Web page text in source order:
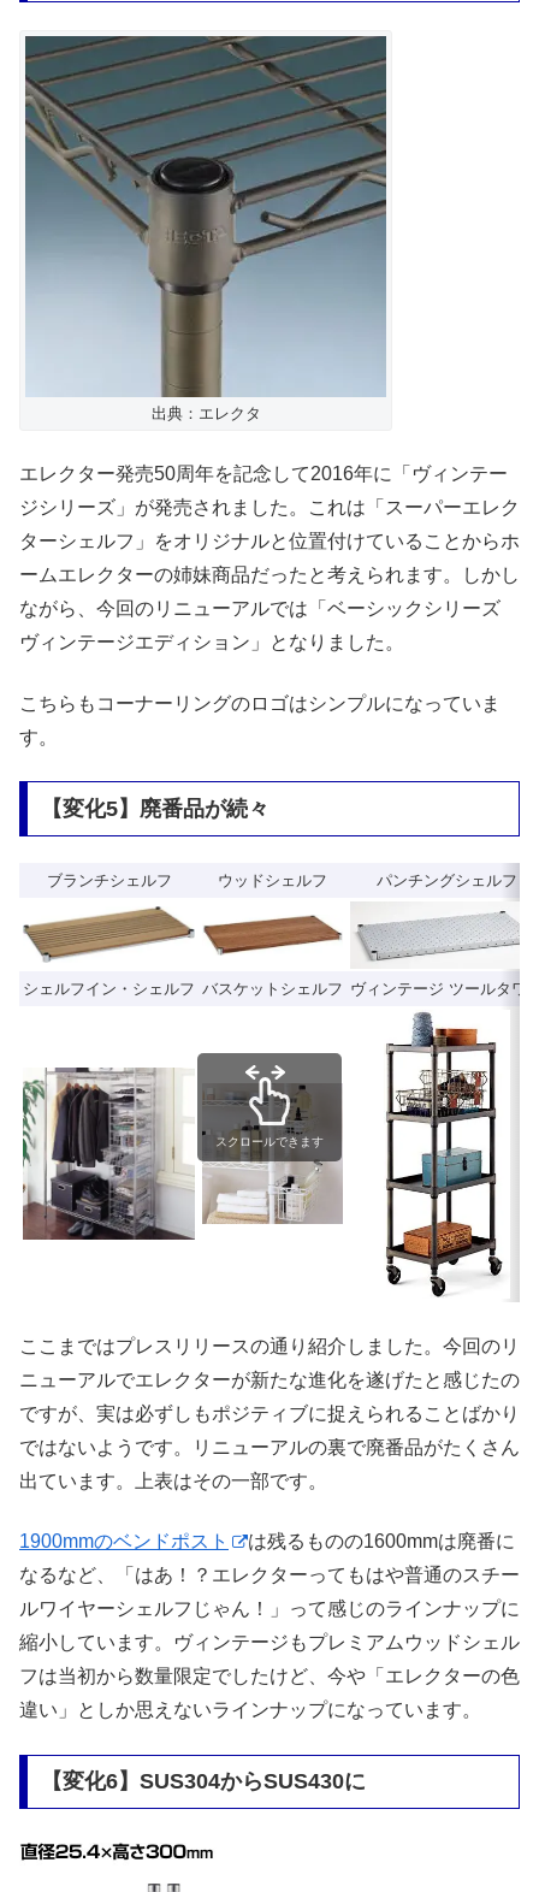
出典：エレクタ
エレクター発売50周年を記念して2016年に「ヴィンテー
ジシリーズ」が発売されました。これは「スーパーエレク
ターシェルフ」をオリジナルと位置付けていることからホ
ームエレクターの姉妹商品だったと考えられます。しかし
ながら、今回のリニューアルでは「ベーシックシリーズ
ヴィンテージエディション」となりました。
こちらもコーナーリングのロゴはシンプルになっていま
す。
【変化5】廃番品が続々
ブランチシェルフ ウッドシェルフ パンチングシェルフ
シェルフイン・シェルフ バスケットシェルフ ヴィンテージ ツールタワ
スクロールできます
ここまではプレスリリースの通り紹介しました。今回のリ
ニューアルでエレクターが新たな進化を遂げたと感じたの
ですが、実は必ずしもポジティブに捉えられることばかり
ではないようです。リニューアルの裏で廃番品がたくさん
出ています。上表はその一部です。
1900mmのベンドポスト
は残るものの1600mmは廃番に
なるなど、「はあ！？エレクターってもはや普通のスチー
ルワイヤーシェルフじゃん！」って感じのラインナップに
縮小しています。ヴィンテージもプレミアムウッドシェル
フは当初から数量限定でしたけど、今や「エレクターの色
違い」としか思えないラインナップになっています。
【変化6】SUS304からSUS430に